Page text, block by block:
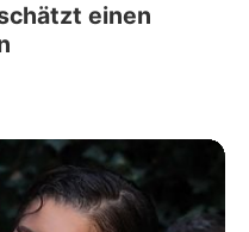
einen